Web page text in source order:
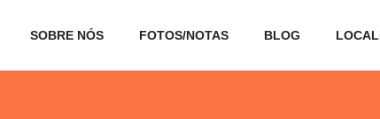
SOBRE NÓS FOTOS/NOTAS BLOG